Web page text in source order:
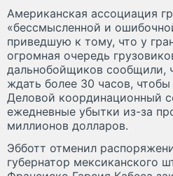
Американская ассоциация
«бессмысленной и
приведшую к тому, что у
огромная очередь
дальнобойщиков сообщили,
ждать более 30 часов, чтобы
Деловой координационный
ежедневные убытки из-за
миллионов долларов.
Эбботт отменил
губернатор мексиканского